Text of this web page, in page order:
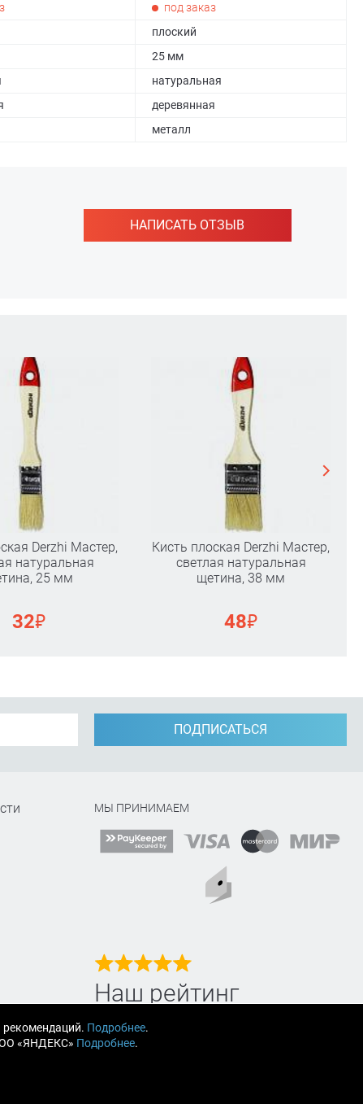
под заказ
плоский
25 мм
натуральная
деревянная
металл
НАПИСАТЬ ОТЗЫВ
Derzhi Мастер,
натуральная
25 мм
32₽
Кисть плоская Derzhi Мастер,
светлая натуральная
щетина, 38 мм
48₽
ПОДПИСАТЬСЯ
МЫ ПРИНИМАЕМ
Наш рейтинг
на Яндекс маркет
Читайте отзывы
Подробнее.
«ЯНДЕКС» Подробнее.